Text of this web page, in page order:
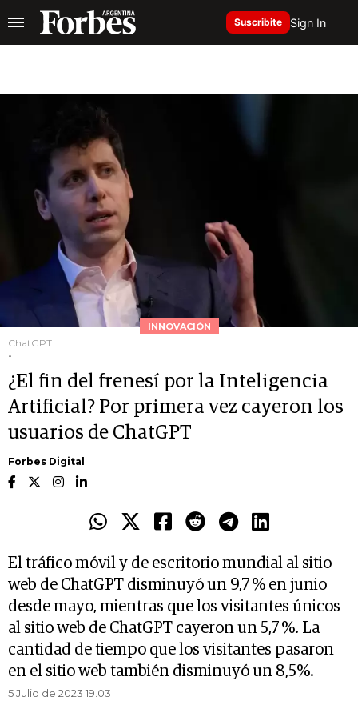
Suscribite Sign In
INNOVACIÓN
ChatGPT
-
¿El fin del frenesí por la Inteligencia
Artificial? Por primera vez cayeron los
usuarios de ChatGPT
Forbes Digital
El tráfico móvil y de escritorio mundial al sitio
web de ChatGPT disminuyó un 9,7 % en junio
desde mayo, mientras que los visitantes únicos
al sitio web de ChatGPT cayeron un 5,7 %. La
cantidad de tiempo que los visitantes pasaron
en el sitio web también disminuyó un 8,5%.
5 Julio de 2023 19.03